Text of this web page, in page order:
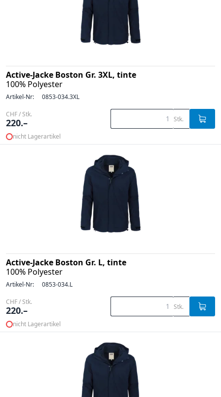
Active-Jacke Boston Gr. 3XL, tinte
100% Polyester
Artikel-Nr: 0853-034.3XL
CHF / Stk.
220.– Stk.
nicht Lagerartikel
Active-Jacke Boston Gr. L, tinte
100% Polyester
Artikel-Nr: 0853-034.L
CHF / Stk.
220.– Stk.
nicht Lagerartikel